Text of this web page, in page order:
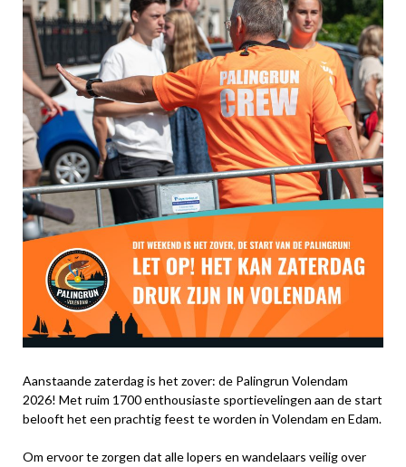
Aanstaande zaterdag is het zover: de Palingrun Volendam
2026! Met ruim 1700 enthousiaste sportievelingen aan de start
belooft het een prachtig feest te worden in Volendam en Edam.
Om ervoor te zorgen dat alle lopers en wandelaars veilig over